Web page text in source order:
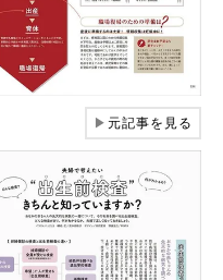
▶元記事を見る